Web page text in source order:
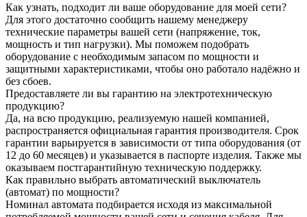
Как узнать, подходит ли ваше оборудование для моей сети?
Для этого достаточно сообщить нашему менеджеру
технические параметры вашей сети (напряжение, ток,
мощность и тип нагрузки). Мы поможем подобрать
оборудование с необходимым запасом по мощности и
защитными характеристиками, чтобы оно работало надёжно и
без сбоев.
Предоставляете ли вы гарантию на электротехническую
продукцию?
Да, на всю продукцию, реализуемую нашей компанией,
распространяется официальная гарантия производителя. Срок
гарантии варьируется в зависимости от типа оборудования (от
12 до 60 месяцев) и указывается в паспорте изделия. Также мы
оказываем постгарантийную техническую поддержку.
Как правильно выбрать автоматический выключатель
(автомат) по мощности?
Номинал автомата подбирается исходя из максимальной